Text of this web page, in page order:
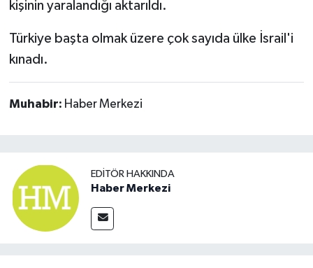
kişinin yaralandığı aktarıldı.
Türkiye başta olmak üzere çok sayıda ülke İsrail'i
kınadı.
Muhabir: Haber Merkezi
EDITÖR HAKKINDA
Haber Merkezi